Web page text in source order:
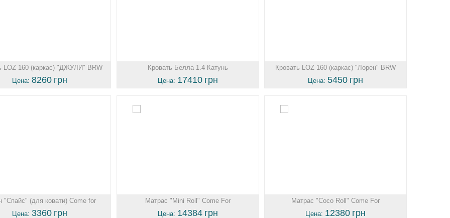
LOZ 160 (каркас) "ДЖУЛИ" BRW
Цена:8260 грн
Кровать Белла 1.4 Катунь
Цена: 17410 грн
Кровать LOZ 160 (каркас) "Лорен" BRW
Цена:5450 грн
"Спайс" (для ковати) Come for
Цена: 3360 грн
Матрас "Mini Roll" Come For
Цена: 14384 грн
Матрас "Coco Roll" Come For
Цена: 12380 грн